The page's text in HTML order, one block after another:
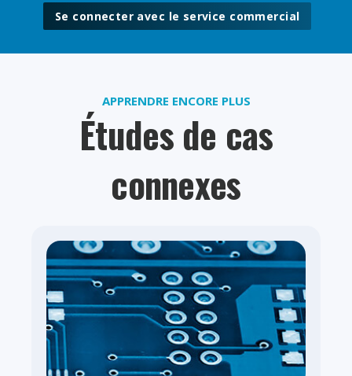
Se connecter avec le service commercial
APPRENDRE ENCORE PLUS
Études de cas
connexes